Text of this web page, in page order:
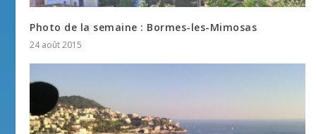
Photo de la semaine : Bormes-les-Mimosas
24 août 2015